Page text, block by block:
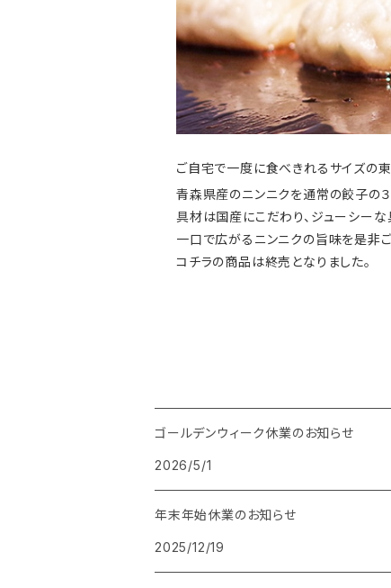
ご自宅で一度に食べきれるサイズの
青森県産のニンニクを通常の餃子の
具材は国産にこだわり、ジューシーな
一口で広がるニンニクの旨味を是非ご
コチラの商品は終売となりました。
ゴールデンウィーク休業のお知らせ
2026/5/1
年末年始休業のお知らせ
2025/12/19